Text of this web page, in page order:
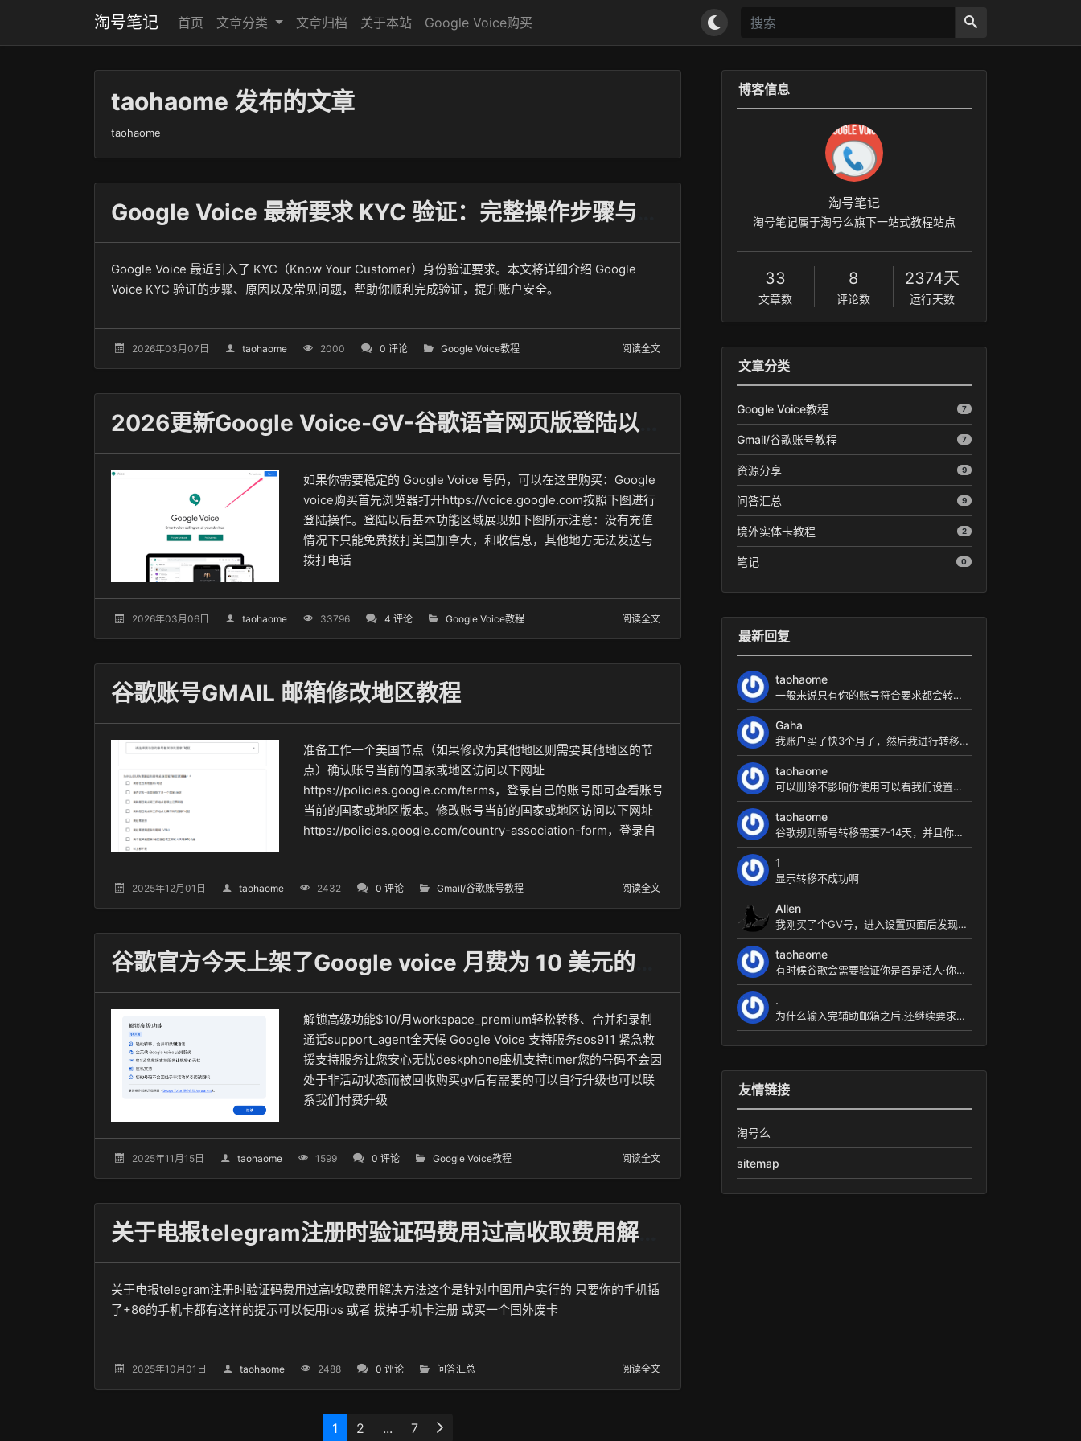
淘号笔记 首页 文章分类 文章归档 关于本站 Google Voice购买
taohaome 发布的文章
taohaome
Google Voice 最近引入了 KYC（Know Your Customer）身份验证要求。本文将详细介绍 Google
Voice KYC 验证的步骤、原因以及常见问题，帮助你顺利完成验证，提升账户安全。
2026年03月07日 taohaome 2000 0 评论 Google Voice教程 阅读全文
2026更新Google Voice-GV-谷歌语音网页版登陆以及使用教程
如果你需要稳定的 Google Voice 号码，可以在这里购买：Google
voice购买首先浏览器打开https://voice.google.com按照下图进行
登陆操作。登陆以后基本功能区域展现如下图所示注意：没有充值
情况下只能免费拨打美国加拿大，和收信息，其他地方无法发送与
拨打电话
2026年03月06日 taohaome 33796 4 评论 Google Voice教程 阅读全文
谷歌账号GMAIL 邮箱修改地区教程
准备工作一个美国节点（如果修改为其他地区则需要其他地区的节
点）确认账号当前的国家或地区访问以下网址
https://policies.google.com/terms，登录自己的账号即可查看账号
当前的国家或地区版本。修改账号当前的国家或地区访问以下网址
https://policies.google.com/country-association-form，登录自
2025年12月01日 taohaome 2432 0 评论 Gmail/谷歌账号教程 阅读全文
解锁高级功能$10/月workspace_premium轻松转移、合并和录制
通话support_agent全天候 Google Voice 支持服务sos911 紧急救
援支持服务让您安心无忧deskphone座机支持timer您的号码不会因
处于非活动状态而被回收购买gv后有需要的可以自行升级也可以联
系我们付费升级
2025年11月15日 taohaome 1599 0 评论 Google Voice教程 阅读全文
关于电报telegram注册时验证码费用过高收取费用解决方法这个是针对中国用户实行的 只要你的手机插
了+86的手机卡都有这样的提示可以使用ios 或者 拔掉手机卡注册 或买一个国外废卡
2025年10月01日 taohaome 2488 0 评论 问答汇总 阅读全文
1 2 ... 7
博客信息
淘号笔记
淘号笔记属于淘号么旗下一站式教程站点
33
文章数
8
评论数
2374天
运行天数
文章分类
Google Voice教程 7
Gmail/谷歌账号教程 7
资源分享 9
问答汇总 9
境外实体卡教程 2
笔记 0
最新回复
taohaome
一般来说只有你的账号符合要求都会转移成功
Gaha
我账户买了快3个月了，然后我进行转移邮箱 上面写着需要被转移的邮箱有美国号码才行。我在想能不能...
taohaome
可以删除不影响你使用可以看我们设置教程设置号软件即可
taohaome
谷歌规则新号转移需要7-14天，并且你的账户无风险情况下，美国ip 转移是指将号码转移到自己账...
1
显示转移不成功啊
Allen
我刚买了个GV号，进入设置页面后发现有一个关联的号码，这是什么情况？我要将关联的号码删除吗？
taohaome
有时候谷歌会需要验证你是否是活人·你可以使用自己电话号码收验证码进行验证·不会绑定·也不会影响...
.
为什么输入完辅助邮箱之后,还继续要求输入电话号以发送验证码?
友情链接
淘号么
sitemap